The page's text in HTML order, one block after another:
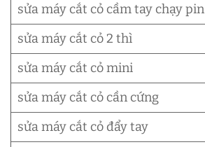
sửa máy cắt cỏ cầm tay chạy pin
sửa máy cắt cỏ 2 thì
sửa máy cắt cỏ mini
sửa máy cắt cỏ cần cứng
sửa máy cắt cỏ đẩy tay